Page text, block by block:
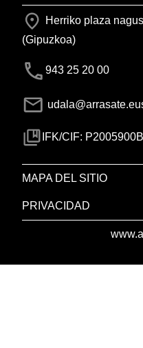
Herriko plaza
(Gipuzkoa)
943 25 20 00
IFK/CIF: P2005900B
MAPA DEL SITIO
PRIVACIDAD